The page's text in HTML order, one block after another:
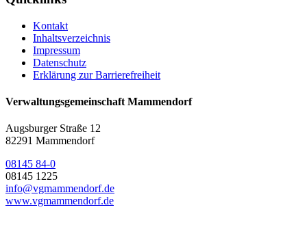
Kontakt
Inhaltsverzeichnis
Impressum
Datenschutz
Erklärung zur Barrierefreiheit
Verwaltungsgemeinschaft Mammendorf
Augsburger Straße 12
82291 Mammendorf
08145 84-0
08145 1225
info@vgmammendorf.de
www.vgmammendorf.de